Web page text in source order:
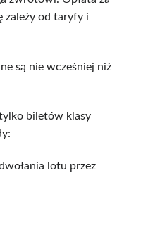
zależy od taryfy i
są nie wcześniej niż
biletów klasy
lotu przez